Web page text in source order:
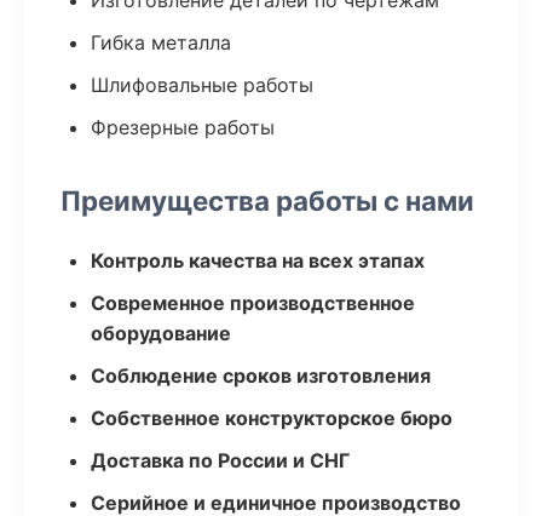
Гибка металла
Шлифовальные работы
Фрезерные работы
Преимущества работы с нами
Контроль качества на всех этапах
Современное производственное
оборудование
Соблюдение сроков изготовления
Собственное конструкторское бюро
Доставка по России и СНГ
Серийное и единичное производство